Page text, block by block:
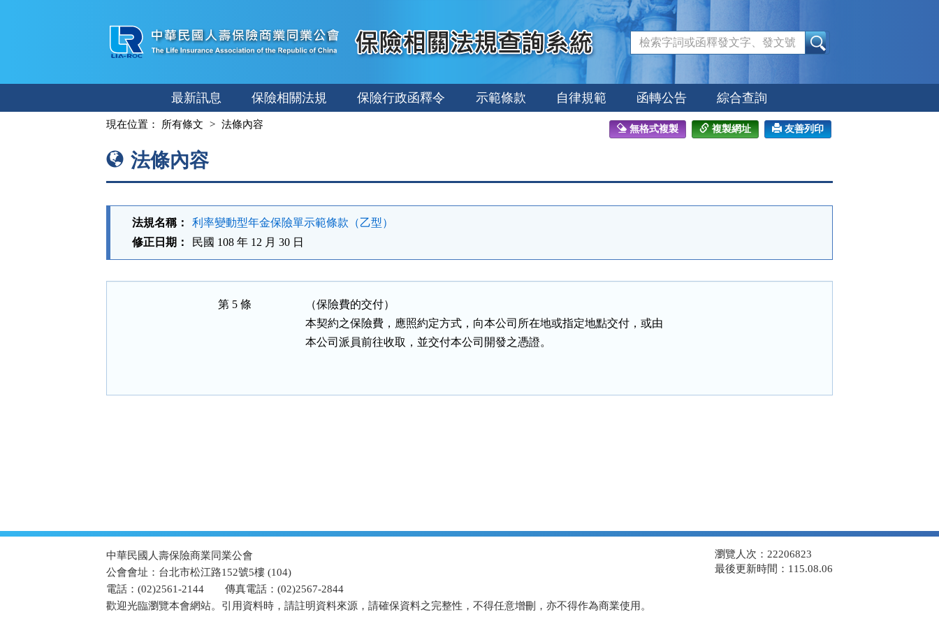
容
最新訊息 保險相關法規 保險行政函釋令 示範條款 自律規範 函轉公告 綜合查詢
現在位置： 所有條文 法條內容 無格式複製 複製網址 友善列印
法條內容
法規名稱：
利率變動型年金保險單示範條款（乙型）
修正日期：
民國 108 年 12 月 30 日
第 5 條
（保險費的交付）
本契約之保險費，應照約定方式，向本公司所在地或指定地點交付，或由
本公司派員前往收取，並交付本公司開發之憑證。
中華民國人壽保險商業同業公會
公會會址：台北市松江路152號5樓 (104)
電話：(02)2561-2144
傳真電話：(02)2567-2844
歡迎光臨瀏覽本會網站。引用資料時，請註明資料來源，請確保資料之完整性，不得任意增刪，亦不得作為商業使用。
瀏覽人次：22206823
最後更新時間：115.08.06